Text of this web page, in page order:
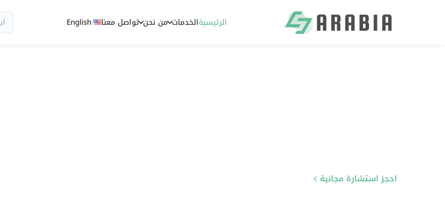
الرئيسيةالخدمات من نحن تواصل معنا English
احجز استشارة مجانية